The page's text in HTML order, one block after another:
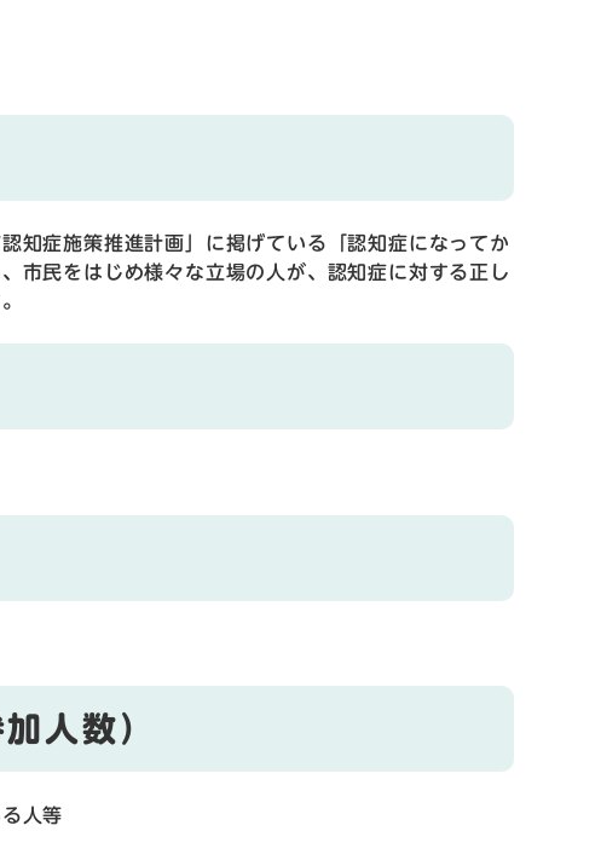
知症施策推進計画」に掲げている「認知症になってか
市民をはじめ様々な立場の人が、認知症に対する正し
人数）
人等